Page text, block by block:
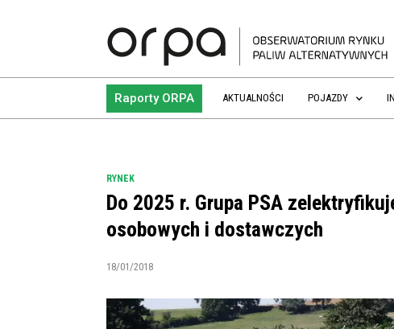
Raporty ORPA AKTUALNOŚCI POJAZDY
RYNEK
Do 2025 r. Grupa PSA
osobowych i dostawczych
18/01/2018